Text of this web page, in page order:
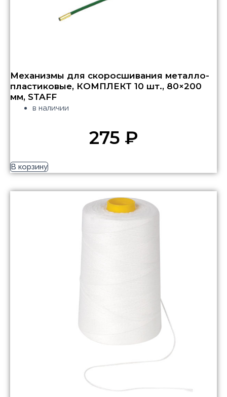
Механизмы для скоросшивания металло-
пластиковые, КОМПЛЕКТ 10 шт., 80×200
мм, STAFF
в наличии
275 ₽
В корзину